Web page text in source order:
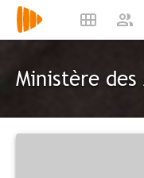
Ministère